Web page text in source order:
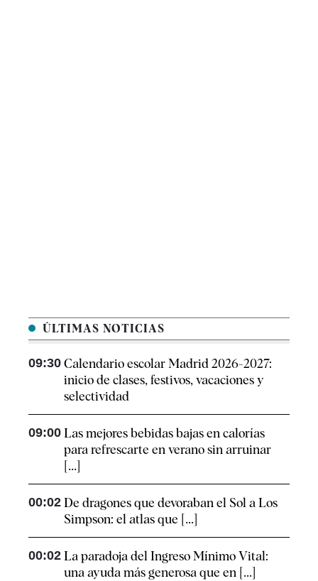
ÚLTIMAS NOTICIAS
09:30 Calendario escolar Madrid 2026-2027:
inicio de clases, festivos, vacaciones y
selectividad
09:00 Las mejores bebidas bajas en calorías
para refrescarte en verano sin arruinar
[...]
00:02 De dragones que devoraban el Sol a Los
Simpson: el atlas que [...]
00:02 La paradoja del Ingreso Mínimo Vital:
una ayuda más generosa que en [...]